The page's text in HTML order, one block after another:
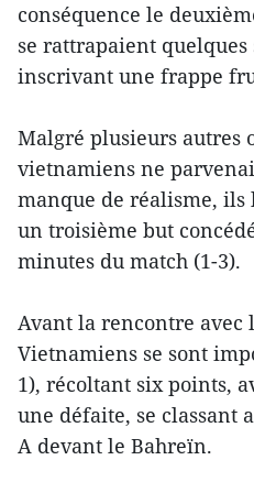
conséquence le
se rattrapaient quelques
inscrivant une frappe
Malgré plusieurs autres
vietnamiens ne
manque de réalisme, ils
un troisième but
minutes du match (1-3).
Avant la rencontre avec
Vietnamiens se sont
1), récoltant six points,
une défaite, se classant
A devant le Bahreïn.